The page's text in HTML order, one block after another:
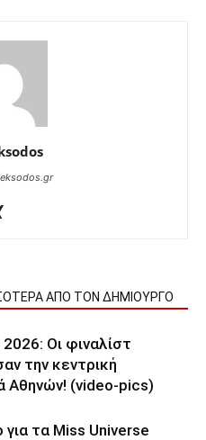
ΑΠΟ ΤΟΝ ΔΗΜΙΟΥΡΓΟ
2026: Οι φιναλίστ
την κεντρική
Αθηνών! (video-pics)
τα Miss Universe